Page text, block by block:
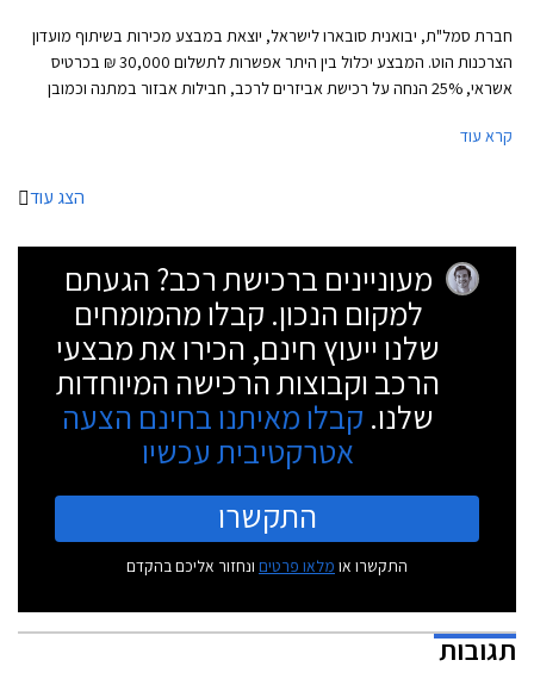
חברת סמל"ת, יבואנית סובארו לישראל, יוצאת במבצע מכירות בשיתוף מועדון
הצרכנות הוט. המבצע יכלול בין היתר אפשרות לתשלום 30,000 ₪ בכרטיס
אשראי, 25% הנחה על רכישת אביזרים לרכב, חבילות אבזור במתנה וכמובן
21.07.2017 ובו משתתפים רוב דגמי סובארו המשווקים בישראל.
קרא עוד
הצג עוד
מעוניינים ברכישת רכב? הגעתם
למקום הנכון. קבלו מהמומחים
שלנו ייעוץ חינם, הכירו את מבצעי
הרכב וקבוצות הרכישה המיוחדות
שלנו. קבלו מאיתנו בחינם הצעה
אטרקטיבית עכשיו
התקשרו
התקשרו או מלאו פרטים ונחזור אליכם בהקדם
תגובות